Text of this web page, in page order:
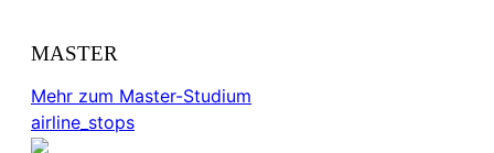
MASTER
Mehr zum Master-Studium
airline_stops